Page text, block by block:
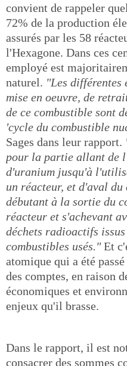
convient de rappeler
72% de la production
assurés par les 58
l'Hexagone. Dans ces
employé est
naturel. "Les différentes
mise en oeuvre, de
de ce combustible sont
'cycle du combustible
Sages dans leur rapport.
pour la partie allant de
d'uranium jusqu'à
un réacteur, et d'aval
débutant à la sortie du
réacteur et s'achevant
déchets radioactifs
combustibles usés."Et
atomique qui a été
des comptes, en raison
économiques et
enjeux qu'il brasse.
Dans le rapport, il est
consacrer des sommes